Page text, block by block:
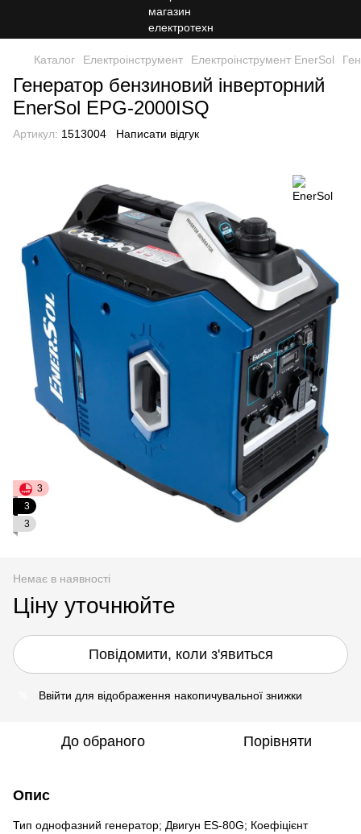
Каталог Електроінструмент Електроінструмент EnerSol
Генератор бензиновий інверторний
EnerSol EPG-2000ISQ
Артикул: 1513004 Написати відгук
3
3
3
Немає в наявності
Ціну уточнюйте
Повідомити, коли з'явиться
Ввійти для відображення накопичувальної знижки
До обраного Порівняти
Опис
Тип однофазний генератор; Двигун ES-80G; Коефіцієнт